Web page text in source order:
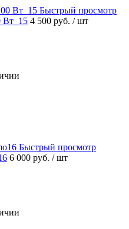
Быстрый просмотр
Вт_15 4 500 руб. / шт
Быстрый просмотр
6 000 руб. / шт